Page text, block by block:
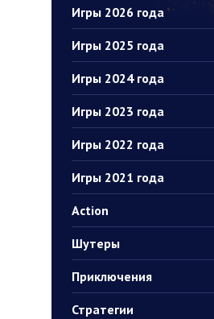
Игры 2026 года
Игры 2025 года
Игры 2024 года
Игры 2023 года
Игры 2022 года
Игры 2021 года
Action
Шутеры
Приключения
Стратегии